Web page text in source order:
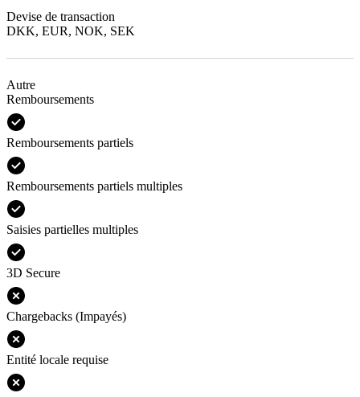
Devise de transaction
DKK, EUR, NOK, SEK
Autre
Remboursements
Remboursements partiels
Remboursements partiels multiples
Saisies partielles multiples
3D Secure
Chargebacks (Impayés)
Entité locale requise